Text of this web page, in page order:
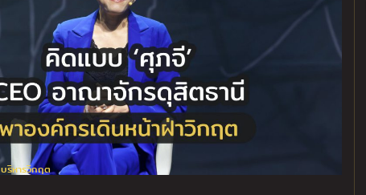
บริหารวิกฤต